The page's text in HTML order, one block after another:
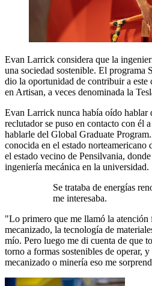
Evan Larrick considera que la
una sociedad sostenible. El programa
dio la oportunidad de contribuir a este
en Artisan, a veces denominada la
Evan Larrick nunca había oído hablar
reclutador se puso en contacto con él
hablarle del Global Graduate
conocida en el estado
el estado vecino de Pensilvania,
ingeniería mecánica en la universidad.
Se trataba de energías
me interesaba.
"Lo primero que me llamó la atención
mecanizado, la tecnología de
mío. Pero luego me di cuenta de que
torno a formas sostenibles de operar, y
mecanizado o minería eso me